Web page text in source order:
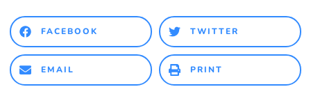
FACEBOOK TWITTER
EMAIL PRINT